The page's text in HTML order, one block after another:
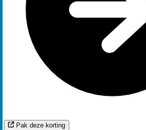
Pak deze korting